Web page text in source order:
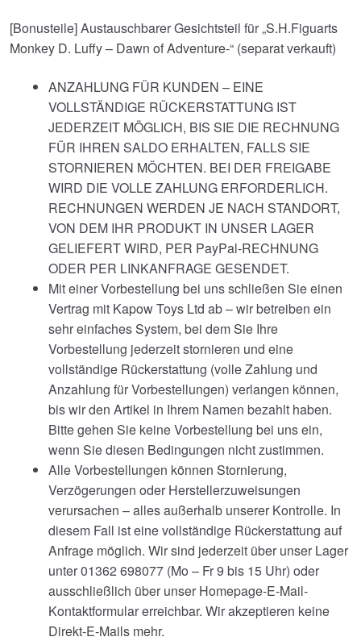
[Bonusteile] Austauschbarer Gesichtsteil für „S.H.Figuarts
Monkey D. Luffy – Dawn of Adventure-“ (separat verkauft)
ANZAHLUNG FÜR KUNDEN – EINE
VOLLSTÄNDIGE RÜCKERSTATTUNG IST
JEDERZEIT MÖGLICH, BIS SIE DIE RECHNUNG
FÜR IHREN SALDO ERHALTEN, FALLS SIE
STORNIEREN MÖCHTEN. BEI DER FREIGABE
WIRD DIE VOLLE ZAHLUNG ERFORDERLICH.
RECHNUNGEN WERDEN JE NACH STANDORT,
VON DEM IHR PRODUKT IN UNSER LAGER
GELIEFERT WIRD, PER PayPal-RECHNUNG
ODER PER LINKANFRAGE GESENDET.
Mit einer Vorbestellung bei uns schließen Sie einen
Vertrag mit Kapow Toys Ltd ab – wir betreiben ein
sehr einfaches System, bei dem Sie Ihre
Vorbestellung jederzeit stornieren und eine
vollständige Rückerstattung (volle Zahlung und
Anzahlung für Vorbestellungen) verlangen können,
bis wir den Artikel in Ihrem Namen bezahlt haben.
Bitte gehen Sie keine Vorbestellung bei uns ein,
wenn Sie diesen Bedingungen nicht zustimmen.
Alle Vorbestellungen können Stornierung,
Verzögerungen oder Herstellerzuweisungen
verursachen – alles außerhalb unserer Kontrolle. In
diesem Fall ist eine vollständige Rückerstattung auf
Anfrage möglich. Wir sind jederzeit über unser Lager
unter 01362 698077 (Mo – Fr 9 bis 15 Uhr) oder
ausschließlich über unser Homepage-E-Mail-
Kontaktformular erreichbar. Wir akzeptieren keine
Direkt-E-Mails mehr.